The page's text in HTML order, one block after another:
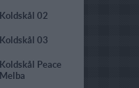
Koldskål 02
Koldskål 03
Koldskål Peace
Melba